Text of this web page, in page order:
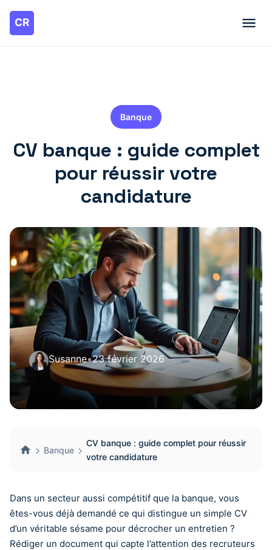
Banque
CV banque : guide complet
pour réussir votre
candidature
Susanne•23 février 2026
Banque
CV banque : guide complet pour réussir
votre candidature
Dans un secteur aussi compétitif que la banque, vous
êtes-vous déjà demandé ce qui distingue un simple CV
d’un véritable sésame pour décrocher un entretien ?
Rédiger un document qui capte l’attention des recruteurs